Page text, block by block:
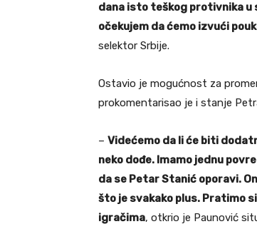
dana isto teškog protivnika u
očekujem da ćemo izvući
selektor Srbije.
Ostavio je mogućnost za
prokomentarisao je i stanje
– Videćemo da li će biti
neko dođe. Imamo jednu
da se Petar Stanić oporavi.
što je svakako plus. Pratimo
igračima, otkrio je Paunović